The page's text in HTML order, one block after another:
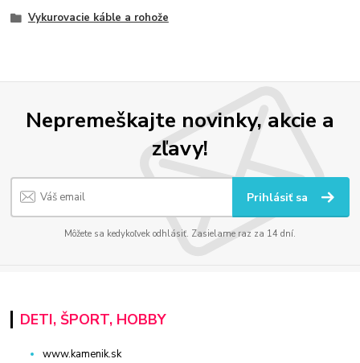
Vykurovacie káble a rohože
Nepremeškajte novinky, akcie a
zľavy!
Prihlásiť sa
Môžete sa kedykoľvek odhlásiť. Zasielame raz za 14 dní.
DETI, ŠPORT, HOBBY
www.kamenik.sk